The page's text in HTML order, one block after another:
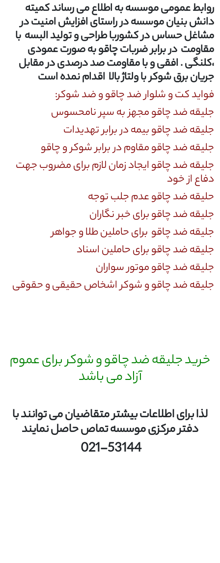
روابط عمومی موسسه به اطلاع می رساند کمیته
دانش بنیان موسسه در راستای افزایش امنیت در
مشاغل حساس در کشوربا طراحی و تولید البسه با
مقاومت در برابر ضربات چاقو به صورت عمودی
،کلنگی . افقی و با مقاومت صد درصدی در مقابل
جریان برق شوکر با ولتاژ بالا اقدام نمده است
فواید کت و شلوار ضد چاقو و ضد شوکر:
جلیقه ضد چاقو مجهز به سپر نامحسوس
جلیقه ضد چاقو بیمه در برابر تهدیدات
جلیقه ضد چاقو مقاوم در برابر شوکر و چاقو
جلیقه ضد چاقو ایجاد زمان لازم برای مضروب جهت
دفاع از خود
حلیقه ضد چاقو عدم جلب توجه
جلیقه ضد چاقو برای خبر نگاران
جلیقه ضد چاقو برای حاملین طلا و جواهر
جلیقه ضد چاقو برای حاملین اسناد
جلیقه ضد چاقو موتور سواران
جلیقه ضد چاقو و شوکر اشخاص حقیقی و حقوقی
خرید جلیقه ضد چاقو و شوکر برای عموم
آزاد می باشد
لذا برای اطلاعات بیشتر متقاضیان می توانند با
دفتر مرکزی موسسه تماص حاصل نمایند
021-53144